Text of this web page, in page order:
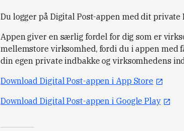
Du logger på Digital Post-appen med dit private
Appen giver en særlig fordel for dig som er
mellemstore virksomhed, fordi du i appen med
din egen private indbakke og virksomhedens
Download Digital Post-appen i App Store
Download Digital Post-appen i Google Play